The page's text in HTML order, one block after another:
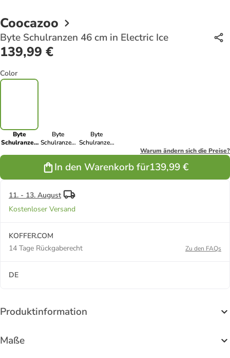
Coocazoo
Byte Schulranzen 46 cm in Electric Ice
139,99 €
Color
Byte
Schulranzen
Byte
Schulranzen
Byte
Schulranzen
Warum ändern sich die Preise?
In den Warenkorb für139,99 €
11. - 13. August
Kostenloser Versand
KOFFER.COM
14 Tage Rückgaberecht
Zu den FAQs
DE
Produktinformation
Maße